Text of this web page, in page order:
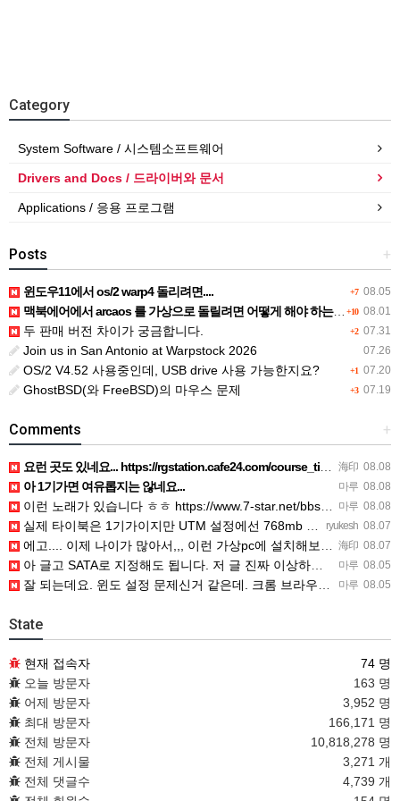
Category
System Software / 시스템소프트웨어
Drivers and Docs / 드라이버와 문서
Applications / 응용 프로그램
+
Posts
+7 08.05
윈도우11에서 os/2 warp4 돌리려면....
+10 08.01
맥북에어에서 arcaos 를 가상으로 돌릴려면 어떻게 해야 하는 지요?
+2 07.31
두 판매 버전 차이가 궁금합니다.
07.26
Join us in San Antonio at Warpstock 2026
+1 07.20
OS/2 V4.52 사용중인데, USB drive 사용 가능한지요?
+3 07.19
GhostBSD(와 FreeBSD)의 마우스 문제
+
Comments
海印 08.08
요런 곳도 있네요... https://rgstation.cafe24.com/course_tip/306500
마루 08.08
아 1기가면 여유롭지는 않네요...
마루 08.08
이런 노래가 있습니다 ㅎㅎ https://www.7-star.net/bbs/board.php?bo_table…
ryukesh 08.07
실제 타이북은 1기가이지만 UTM 설정에선 768mb 입니다. 1기가나 그 보다 넘게 설정하면 UTM 에뮬레…
海印 08.07
에고.... 이제 나이가 많아서,,, 이런 가상pc에 설치해보는 것도 귀찮군요.. ㅎㅎ 날씨도 덥고.....…
마루 08.05
아 글고 SATA로 지정해도 됩니다. 저 글 진짜 이상하네요. 옛날꺼 퍼와서 그런거 같은데요.
마루 08.05
잘 되는데요. 윈도 설정 문제신거 같은데. 크롬 브라우저나 파폭으로 해 보세요
State
현재 접속자
74 명
오늘 방문자
163 명
어제 방문자
3,952 명
최대 방문자
166,171 명
전체 방문자
10,818,278 명
전체 게시물
3,271 개
전체 댓글수
4,739 개